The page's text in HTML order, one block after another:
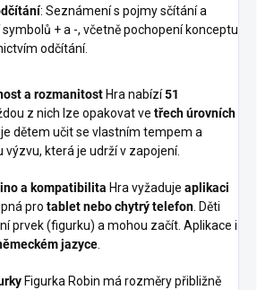
: Seznámení s pojmy sčítání a
+ a -, včetně pochopení konceptu
odčítání.
a rozmanitost Hra nabízí51
z nich lze opakovat ve třech úrovních
dětem učit se vlastním tempem a
která je udrží v zapojení.
a kompatibilita Hra vyžaduje aplikaci
pro tablet nebo chytrý telefon. Děti
prvek (figurku) a mohou začít. Aplikace i
jazyce.
Figurka Robin má rozměry přibližně